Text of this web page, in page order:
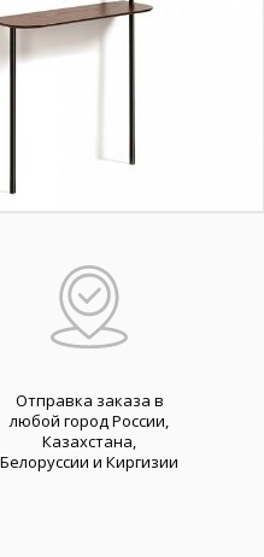
Отправка заказа в
любой город России,
Казахстана,
Белоруссии и Киргизии